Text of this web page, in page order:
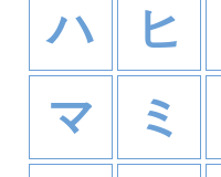
ハ
ヒ
マ
ミ